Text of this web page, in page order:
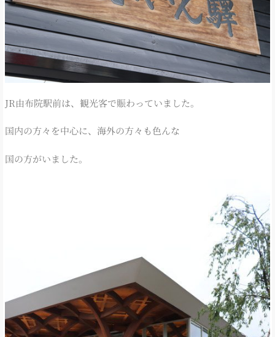
JR由布院駅前は、観光客で賑わっていました。
国内の方々を中心に、海外の方々も色んな
国の方がいました。